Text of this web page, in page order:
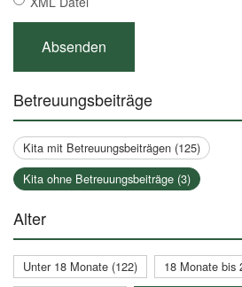
Betreuungsbeiträge
Kita mit Betreuungsbeiträgen (125)
Kita ohne Betreuungsbeiträge (3)
Alter
Unter 18 Monate (122)
18 Monate bis